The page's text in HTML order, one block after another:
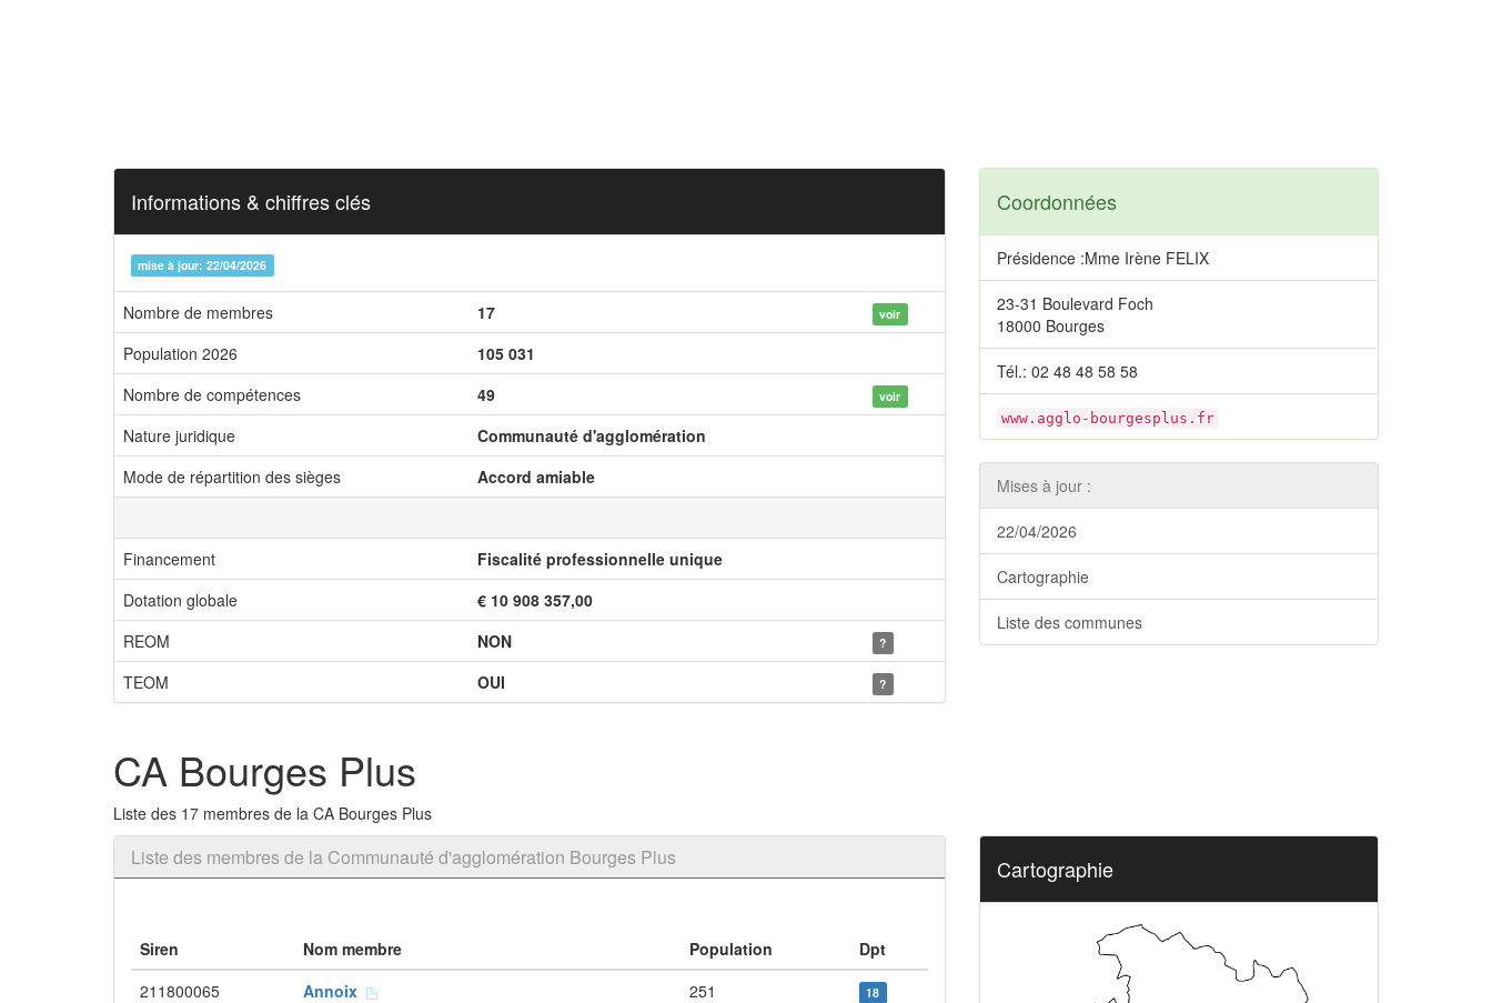
Informations & chiffres clés
mise à jour: 22/04/2026
Nombre de membres 17 voir
Population 2026
105 031
Nombre de compétences
49 voir
Nature juridique
Communauté d'agglomération
Mode de répartition des sièges
Accord amiable
Financement
Fiscalité professionnelle unique
Dotation globale
€ 10 908 357,00
REOM
NON ?
TEOM OUI ?
Coordonnées
Présidence :Mme Irène FELIX
23-31 Boulevard Foch
18000 Bourges
Tél.: 02 48 48 58 58
www.agglo-bourgesplus.fr
Mises à jour :
22/04/2026
Cartographie
Liste des communes
CA Bourges Plus
Liste des 17 membres de la CA Bourges Plus
Liste des membres de la Communauté d'agglomération Bourges Plus
Siren Nom membre Population
Dpt
211800065
Annoix 251 18
Cartographie